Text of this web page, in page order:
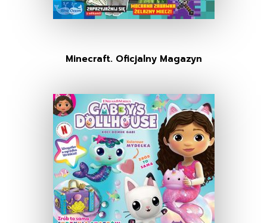
Minecraft. Oficjalny Magazyn